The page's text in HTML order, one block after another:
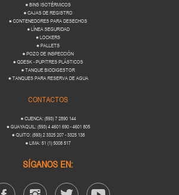
● BINS ISOTÉRMICOS
● CAJAS DE REGISTRO
● CONTENEDORES PARA DESECHOS
● LÍNEA SEGURIDAD
● LOCKERS
● PALLETS
● POZO DE INSPECCIÓN
● QDESK - PUPITRES PLÁSTICOS
● TANQUE BIODIGESTOR
● TANQUES PARA RESERVA DE AGUA
CONTACTOS
● CUENCA: (593) 7 2890 144
● GUAYAQUIL: (593) 4 4601 690 - 4601 805
● QUITO: (593) 2 3325 207 - 3325 138
● LIMA: 51 (1) 5008 517
SÍGANOS EN: